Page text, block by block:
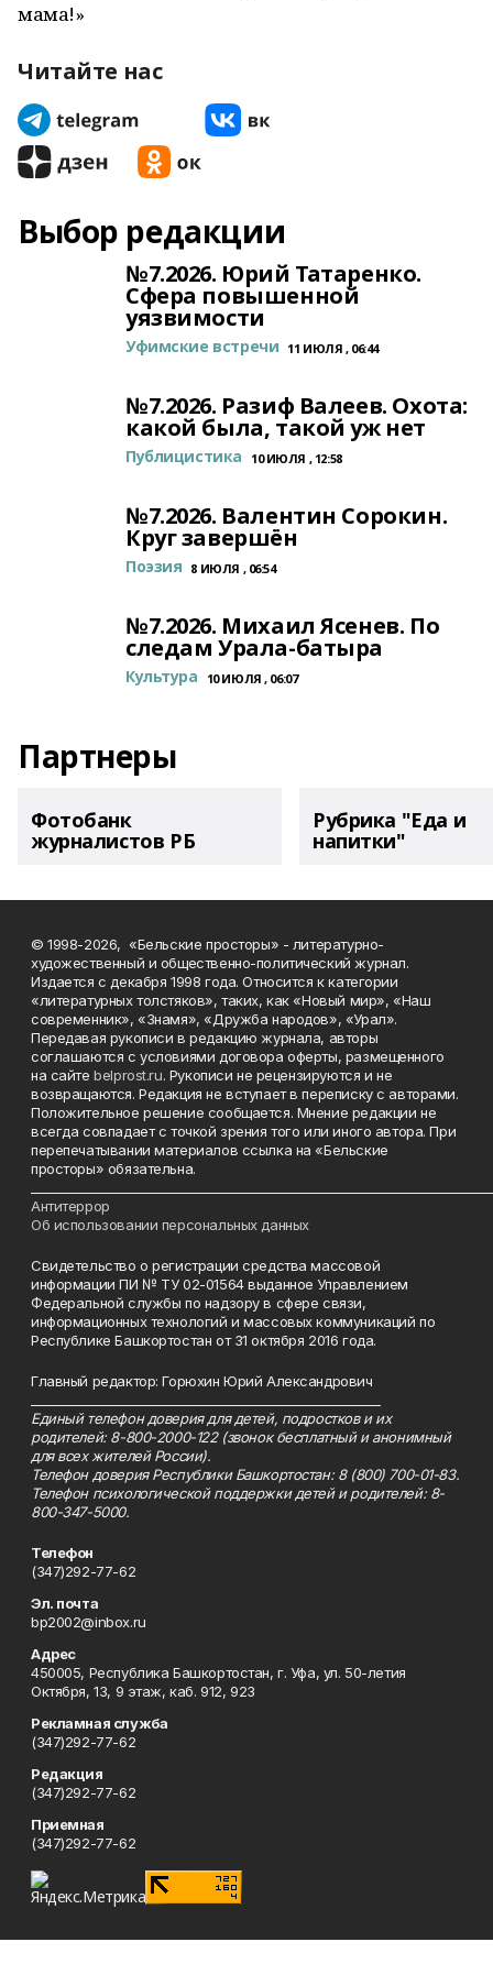
мама!»
Читайте нас
Выбор редакции
№7.2026. Юрий Татаренко.
Сфера повышенной
уязвимости
Уфимские встречи 11 ИЮЛЯ , 06:44
№7.2026. Разиф Валеев. Охота:
какой была, такой уж нет
Публицистика 10 ИЮЛЯ , 12:58
№7.2026. Валентин Сорокин.
Круг завершён
Поэзия 8 ИЮЛЯ , 06:54
№7.2026. Михаил Ясенев. По
следам Урала-батыра
Культура 10 ИЮЛЯ , 06:07
Партнеры
Фотобанк
журналистов РБ
Рубрика "Еда и
напитки"
© 1998-2026, «Бельские просторы» - литературно-
художественный и общественно-политический журнал.
Издается с декабря 1998 года. Относится к категории
«литературных толстяков», таких, как «Новый мир», «Наш
современник», «Знамя», «Дружба народов», «Урал».
Передавая рукописи в редакцию журнала, авторы
соглашаются с условиями договора оферты, размещенного
на сайтеbelprost.ru. Рукописи не рецензируются и не
возвращаются. Редакция не вступает в переписку с авторами.
Положительное решение сообщается. Мнение редакции не
всегда совпадает с точкой зрения того или иного автора. При
перепечатывании материалов ссылка на «Бельские
просторы» обязательна.
Антитеррор
Об использовании персональных данных
Свидетельство о регистрации средства массовой
информации ПИ № ТУ 02-01564 выданное Управлением
Федеральной службы по надзору в сфере связи,
информационных технологий и массовых коммуникаций по
Республике Башкортостан от 31 октября 2016 года.
Главный редактор: Горюхин Юрий Александрович
Единый телефон доверия для детей, подростков и их
родителей: 8-800-2000-122 (звонок бесплатный и анонимный
для всех жителей России).
Телефон доверия Республики Башкортостан: 8 (800) 700-01-83.
Телефон психологической поддержки детей и родителей: 8-
800-347-5000.
Телефон
(347)292-77-62
Эл. почта
bp2002@inbox.ru
Адрес
450005, Республика Башкортостан, г. Уфа, ул. 50-летия
Октября, 13, 9 этаж, каб. 912, 923
Рекламная служба
(347)292-77-62
Редакция
(347)292-77-62
Приемная
(347)292-77-62